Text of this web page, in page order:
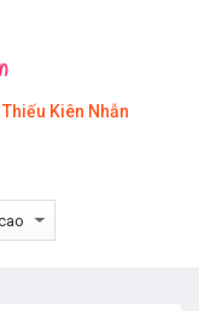
Thiếu Kiên Nhẫn